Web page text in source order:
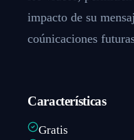
impacto de su
coúnicaciones
Características
Gratis